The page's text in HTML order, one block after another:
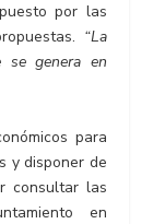
por las
“La
genera en
para
y disponer de
consultar las
en